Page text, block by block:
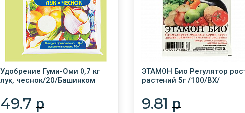
Удобрение Гуми-Оми 0,7 кг
лук, чеснок/20/Башинком
49.7p
ЭТАМОН Био Регулятор
растений 5г /100/ВХ/
9.81 p